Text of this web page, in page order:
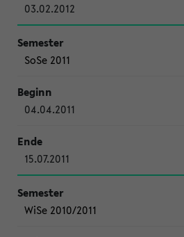
03.02.2012
SoSe 2011
04.04.2011
15.07.2011
WiSe 2010/2011